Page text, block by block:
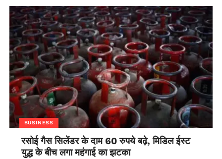
BUSINESS
रसोई गैस सिलेंडर के दाम 60 रुपये बढ़े, मिडिल ईस्ट
युद्ध के बीच लगा महंगाई का झटका